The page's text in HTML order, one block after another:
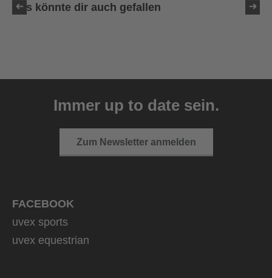
Das könnte dir auch gefallen
1 FarbvariantenImmer up to date sein.
Zum Newsletter anmelden
FACEBOOK
uvex sports
uvex equestrian